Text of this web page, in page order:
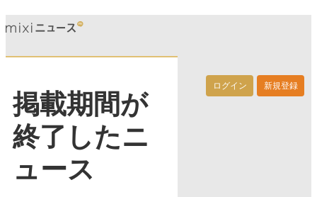
ログイン 新規登録
掲載期間が
終了したニ
ュース